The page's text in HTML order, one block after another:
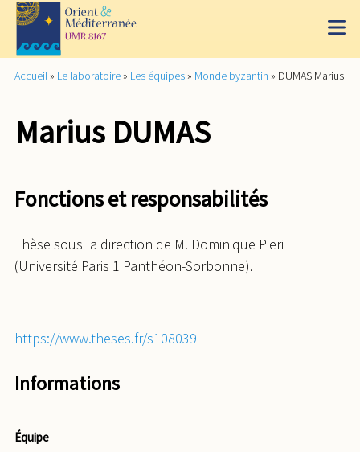
Accueil » Le laboratoire » Les équipes » Monde byzantin » DUMAS Marius
Marius DUMAS
Fonctions et responsabilités
Thèse sous la direction de M. Dominique Pieri
(Université Paris 1 Panthéon-Sorbonne).
https://www.theses.fr/s108039
Informations
Équipe